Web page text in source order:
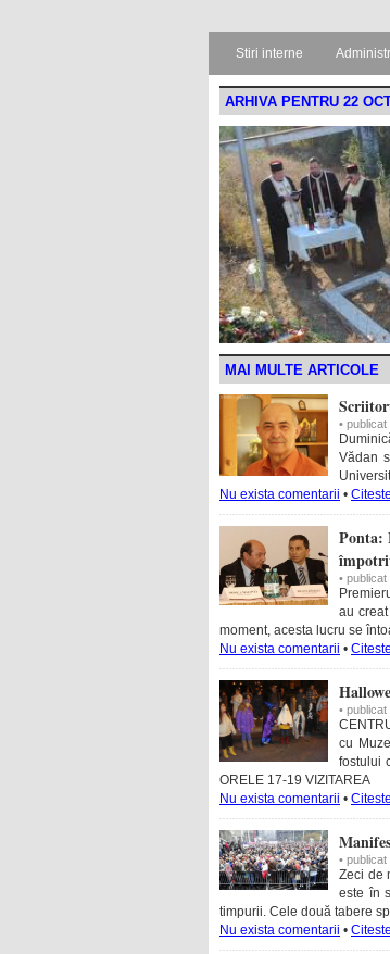
Stiri interne
ARHIVA PENTRU 22
MAI MULTE ARTICOLE
•
Vădan
Nu exista comentarii •
Ponta:
•
au
moment, acesta lucru se
Nu exista comentarii •
•
cu
fostului
ORELE 17-19 VIZITAREA
Nu exista comentarii •
•
Zeci de
este în
timpurii. Cele două tabere
Nu exista comentarii •